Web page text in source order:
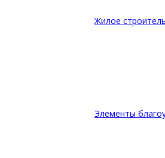
Жилое
Элементы